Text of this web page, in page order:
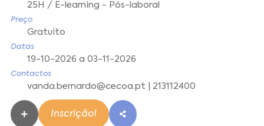
25H / E-learning - Pós-laboral
Preço
Gratuito
Datas
19-10-2026 a 03-11-2026
Contactos
vanda.bernardo@cecoa.pt | 213112400
Inscrição!